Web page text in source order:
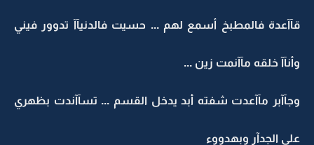
قآآعدة فالمطبخ أسمع لهم ... حسيت فالدنيآآ تدوور فيني
وأنآآ خلقه مآآنمت زين ...
وجآآبر مآآعدت شفته أبد يدخل القسم ... تسآآندت بظهري
على الجدآر وبهدووء